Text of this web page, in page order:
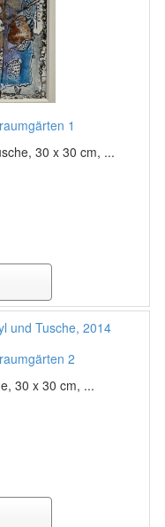
1
30 x 30 cm, ...
2
30 x 30 cm, ...